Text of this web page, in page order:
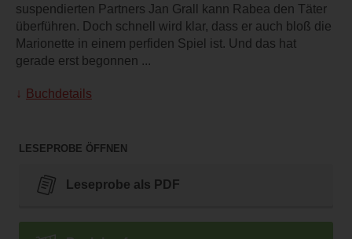
suspendierten Partners Jan Grall kann Rabea den Täter
überführen. Doch schnell wird klar, dass er auch bloß die
Marionette in einem perfiden Spiel ist. Und das hat
gerade erst begonnen ...
Buchdetails
LESEPROBE ÖFFNEN
Leseprobe als PDF